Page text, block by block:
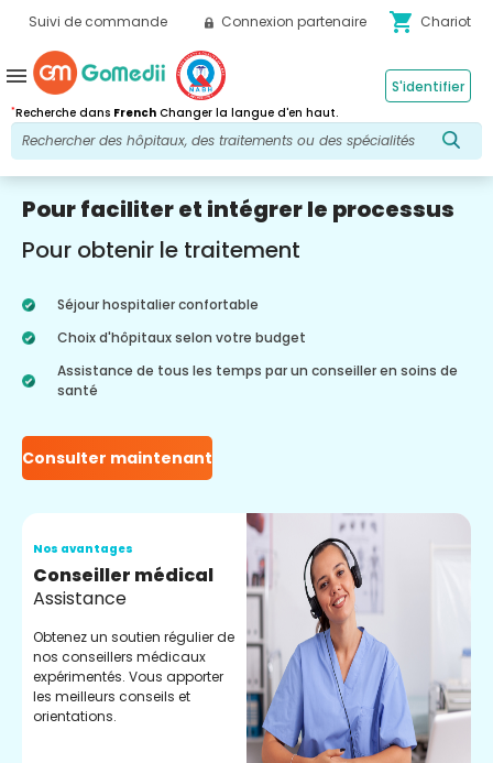
Suivi de commande Connexion partenaire shopping_cart Chariot
*Recherche dans French Changer la langue d'en haut.
S'identifier
menu
Pour faciliter et intégrer le processus
Pour obtenir le traitement
Séjour hospitalier confortable
Choix d'hôpitaux selon votre budget
Assistance de tous les temps par un conseiller en soins de
santé
Consulter maintenant
Nos avantages
Conseiller médical
Assistance
Obtenez un soutien régulier de
nos conseillers médicaux
expérimentés. Vous apporter
les meilleurs conseils et
orientations.